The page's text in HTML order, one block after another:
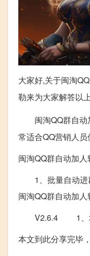
大家好,关于闽淘
勒来为大家解答以
闽淘QQ群自动
常适合QQ营销人员
闽淘QQ群自动加人
1、批量自动进
闽淘QQ群自动加人
V2.6.4 1、增
本文到此分享完毕